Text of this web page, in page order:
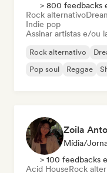
> 800 feedbacks
Rock alternativo
Indie pop
Assinar artistas e/ou
Rock alternativo
Pop soul
Reggae
Zoila
Mídia/
> 100 feedbacks
Acid HouseRock